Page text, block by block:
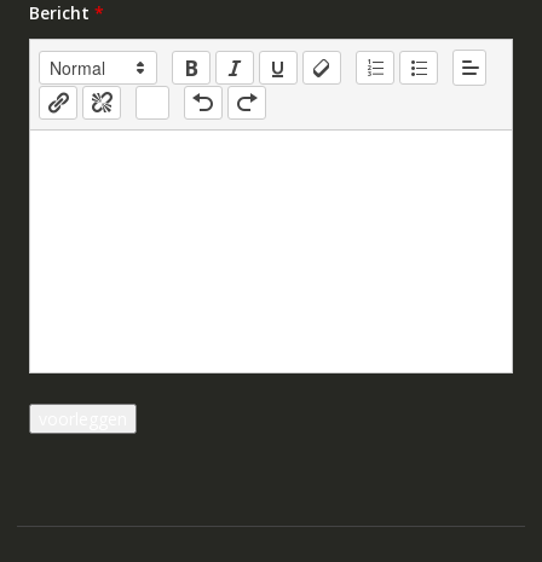
Bericht *